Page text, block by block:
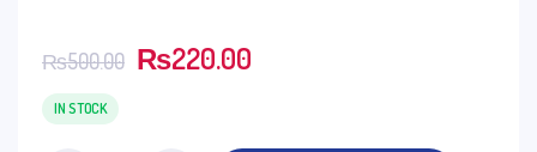
₨500.00 ₨220.00
IN STOCK